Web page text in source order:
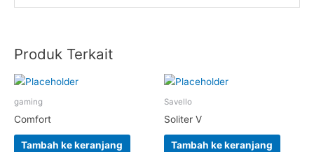
Produk Terkait
gaming
Comfort
Tambah ke keranjang
Savello
Soliter V
Tambah ke keranjang